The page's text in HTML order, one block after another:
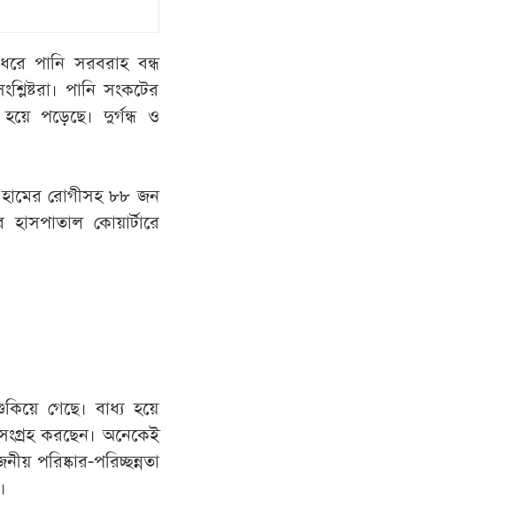
পানি সরবরাহ বন্ধ
পানি সংকটের
পড়েছে। দুর্গন্ধ ও
হামের রোগীসহ ৮৮ জন
কোয়ার্টারে
গেছে। বাধ্য হয়ে
করছেন। অনেকেই
পরিষ্কার-পরিচ্ছন্নতা